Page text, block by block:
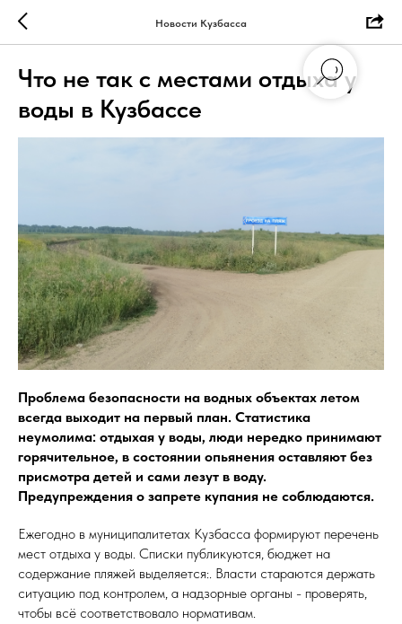
Новости Кузбасса
Что не так с местами отдыха у
воды в Кузбассе
Проблема безопасности на водных объектах летом
всегда выходит на первый план. Статистика
неумолима: отдыхая у воды, люди нередко принимают
горячительное, в состоянии опьянения оставляют без
присмотра детей и сами лезут в воду.
Предупреждения о запрете купания не соблюдаются.
Ежегодно в муниципалитетах Кузбасса формируют перечень
мест отдыха у воды. Списки публикуются, бюджет на
содержание пляжей выделяется:. Власти стараются держать
ситуацию под контролем, а надзорные органы - проверять,
чтобы всё соответствовало нормативам.